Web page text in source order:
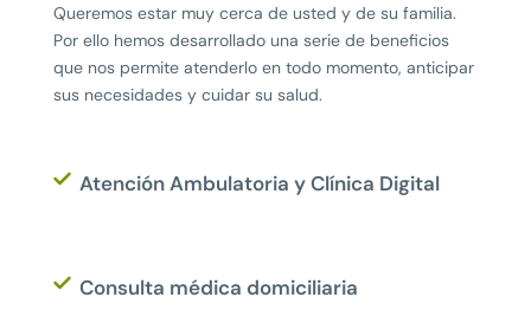
Queremos estar muy cerca de usted y de su familia.
Por ello hemos desarrollado una serie de beneficios
que nos permite atenderlo en todo momento, anticipar
sus necesidades y cuidar su salud.
Atención Ambulatoria y Clínica Digital
Consulta médica domiciliaria